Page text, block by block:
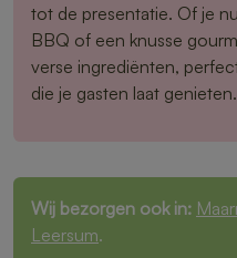
tot de presentatie. Of je
BBQ of een knusse
verse ingrediënten,
die je gasten laat genieten.
Wij bezorgen ook in:
Leersum.